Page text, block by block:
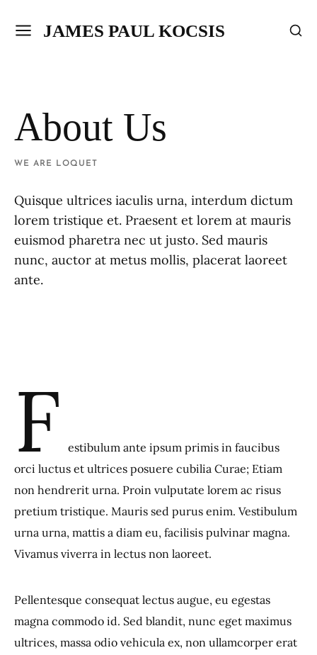
JAMES PAUL KOCSIS
About Us
WE ARE LOQUET
Quisque ultrices iaculis urna, interdum dictum
lorem tristique et. Praesent et lorem at mauris
euismod pharetra nec ut justo. Sed mauris
nunc, auctor at metus mollis, placerat laoreet
ante.
F
estibulum ante ipsum primis in faucibus
orci luctus et ultrices posuere cubilia Curae; Etiam
non hendrerit urna. Proin vulputate lorem ac risus
pretium tristique. Mauris sed purus enim. Vestibulum
urna urna, mattis a diam eu, facilisis pulvinar magna.
Vivamus viverra in lectus non laoreet.
Pellentesque consequat lectus augue, eu egestas
magna commodo id. Sed blandit, nunc eget maximus
ultrices, massa odio vehicula ex, non ullamcorper erat